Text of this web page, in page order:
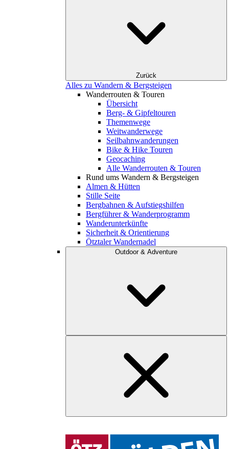
Zurück
Alles zu Wandern & Bergsteigen
Wanderrouten & Touren
Übersicht
Berg- & Gipfeltouren
Themenwege
Weitwanderwege
Seilbahnwanderungen
Bike & Hike Touren
Geocaching
Alle Wanderrouten & Touren
Rund ums Wandern & Bergsteigen
Almen & Hütten
Stille Seite
Bergbahnen & Aufstiegshilfen
Bergführer & Wanderprogramm
Wanderunterkünfte
Sicherheit & Orientierung
Ötztaler Wandernadel
Outdoor & Adventure